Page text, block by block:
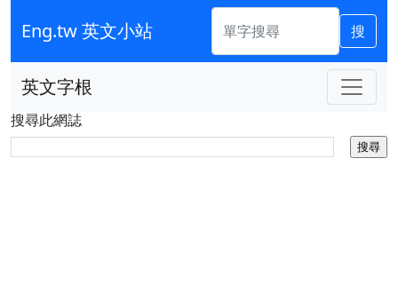
Eng.tw 英文小站 搜
英文字根
搜尋此網誌